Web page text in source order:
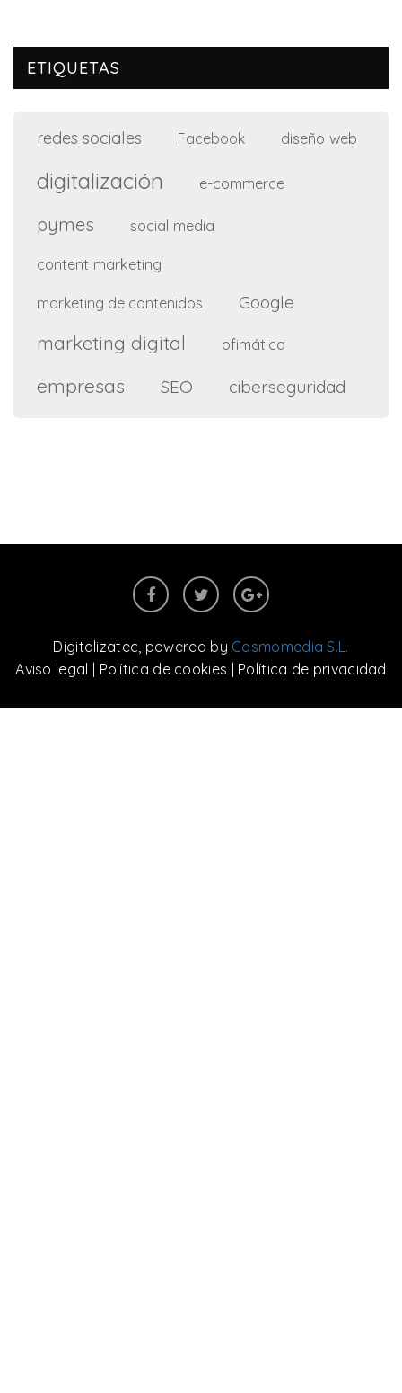
ETIQUETAS
redes sociales Facebook diseño web
digitalización e-commerce
pymes social media
content marketing
marketing de contenidos Google
marketing digital ofimática
empresas SEO ciberseguridad
Digitalizatec, powered by Cosmomedia S.L.
Aviso legal
Política de cookies Política de privacidad